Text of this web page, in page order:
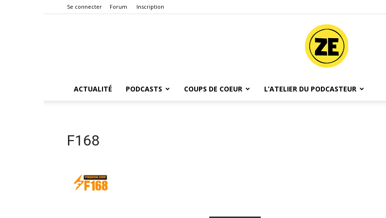
Se connecter Forum Inscription
ACTUALITÉ PODCASTS COUPS DE COEUR L’ATELIER DU PODCASTEUR
F168